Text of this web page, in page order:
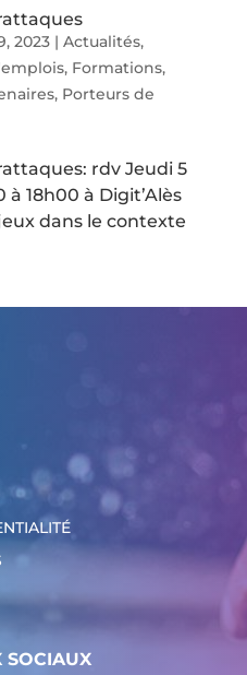
2023| Actualités,
, Formations,
, Porteurs de
rdv Jeudi 5
à 18h00 à Digit’Alès
dans le contexte
SOCIAUX